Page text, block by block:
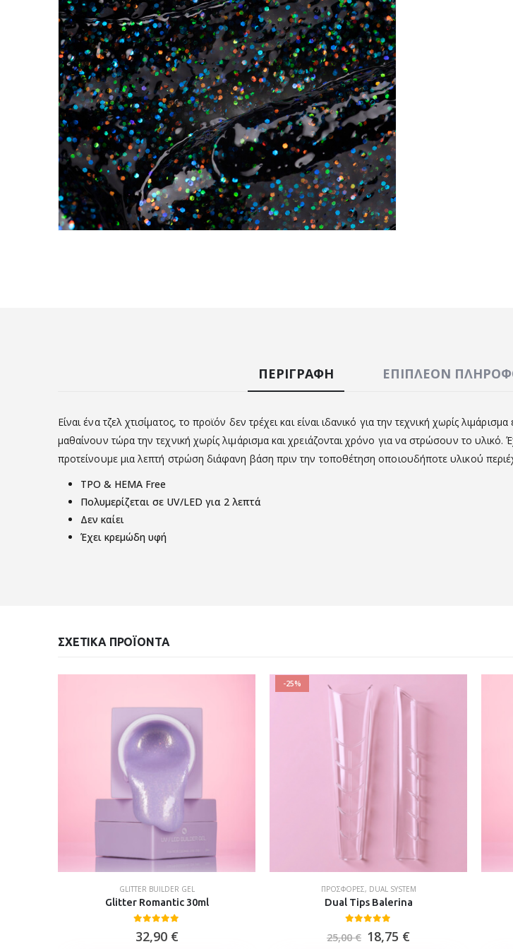
ΠΕΡΙΓΡΑΦΉ ΕΠΙΠΛΈΟΝ
Είναι ένα τζελ χτισίματος, το προϊόν δεν τρέχει και είναι ιδανικό για την τεχνική χωρίς
μαθαίνουν τώρα την τεχνική χωρίς λιμάρισμα και χρειάζονται χρόνο για να στρώσουν το
προτείνουμε μια λεπτή στρώση διάφανη βάση πριν την τοποθέτηση οποιουδήποτε υλικού
TPO & HEMA Free
Πολυμερίζεται σε UV/LED για 2 λεπτά
Δεν καίει
Έχει κρεμώδη υφή
ΣΧΕΤΙΚΆ ΠΡΟΪΌΝΤΑ
GLITTER BUILDER GEL
Glitter Romantic 30ml
32,90 €
-25%
ΠΡΟΣΦΟΡΈΣ, DUAL SYSTEM
Dual Tips Balerina
25,00€ 18,75 €